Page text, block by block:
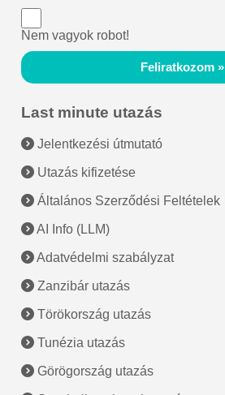
Nem vagyok robot!
Feliratkozom »
Last minute utazás
Jelentkezési útmutató
Utazás kifizetése
Általános Szerződési Feltételek
AI Info (LLM)
Adatvédelmi szabályzat
Zanzibár utazás
Törökország utazás
Tunézia utazás
Görögország utazás